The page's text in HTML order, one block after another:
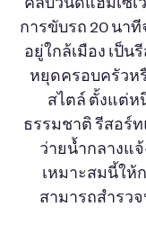
การขับรถ 20 นา
อยู่ใกล้เมือง เป็
หยุดครอบครัวห
สไตล์ ตั้งแต่ห
ธรรมชาติ รีสอร์
ว่ายน้ำกลางแ
เหมาะสมนี้ให้
สามารถสำรว